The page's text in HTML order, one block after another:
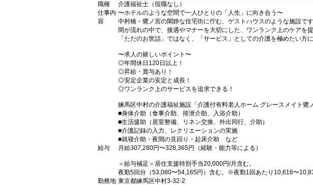
職種
介護福祉士（役職なし）
仕事内
容
〜ホテルのような空間で一人ひとりの「人生」に向き合う〜
中村橋・鷺ノ宮の閑静な住宅街に佇む、ゲストハウスのような施設で
間が流れの中で、接遇やマナーを大切にした、ワンランク上のケアを
「ただのお世話」ではなく、「サービス」としての介護を極めたい方
〜求人の嬉しいポイント〜
◎年間休日120日以上！
◎昇給・賞与あり！
◎安定企業の安定と成長！
◎ワンランク上のサービスを追求できる！
練馬区中村の介護福祉施設「介護付有料老人ホーム グレースメイト鷺
■身体介助（食事介助、排泄介助、入浴介助）
■生活援助（居室整備、リネン交換、外出同行、介助）
■介護記録の入力、レクリエーションの実施
■就寝介助・夜間の見回り・起床介助 など
給与
月給307,280円〜328,365円（経験・能力等による）
＜給与補足＞居住支援特別手当20,000円/月含む。
夜勤5回分（53,080〜54,165円）含む。※夜勤1回あたり10,616〜
勤務地 東京都練馬区中村3-32-2